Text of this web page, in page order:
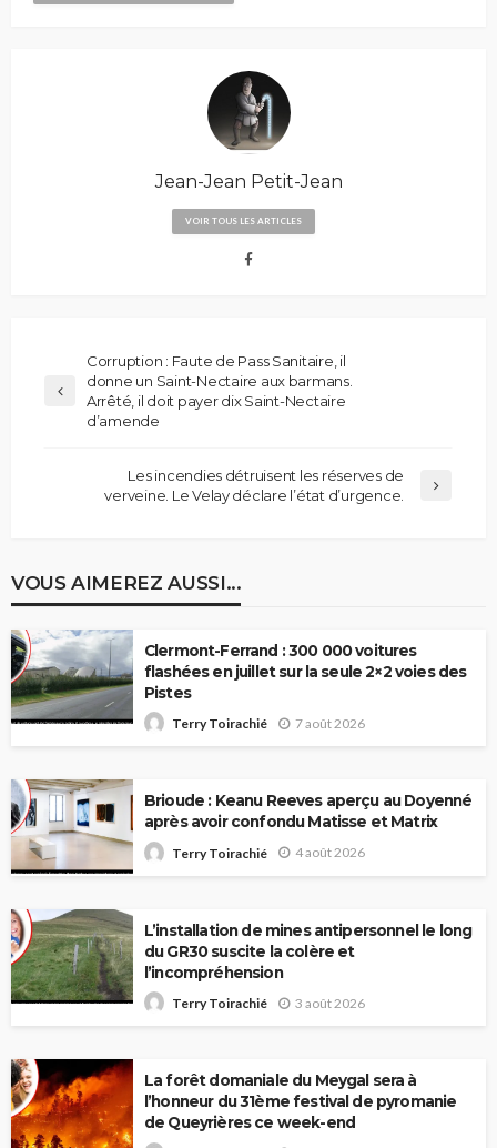
Jean-Jean Petit-Jean
VOIR TOUS LES ARTICLES
Corruption : Faute de Pass Sanitaire, il
donne un Saint-Nectaire aux barmans.
Arrêté, il doit payer dix Saint-Nectaire
d’amende
Les incendies détruisent les réserves de
verveine. Le Velay déclare l’état d’urgence.
VOUS AIMEREZ AUSSI...
Clermont-Ferrand : 300 000 voitures
flashées en juillet sur la seule 2×2 voies des
Pistes
Terry Toirachié 7 août 2026
Brioude : Keanu Reeves aperçu au Doyenné
après avoir confondu Matisse et Matrix
Terry Toirachié 4 août 2026
L’installation de mines antipersonnel le long
du GR30 suscite la colère et
l’incompréhension
Terry Toirachié 3 août 2026
La forêt domaniale du Meygal sera à
l’honneur du 31ème festival de pyromanie
de Queyrières ce week-end